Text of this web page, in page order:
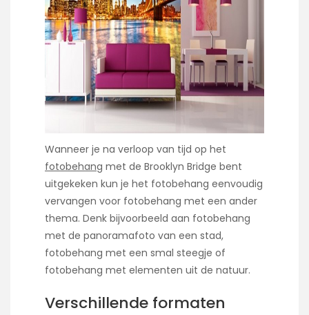
Wanneer je na verloop van tijd op het
fotobehang met de Brooklyn Bridge bent
uitgekeken kun je het fotobehang eenvoudig
vervangen voor fotobehang met een ander
thema. Denk bijvoorbeeld aan fotobehang
met de panoramafoto van een stad,
fotobehang met een smal steegje of
fotobehang met elementen uit de natuur.
Verschillende formaten